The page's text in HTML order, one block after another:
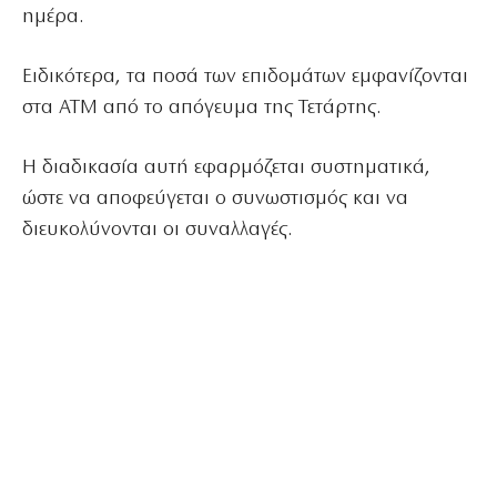
ημέρα.
Ειδικότερα, τα ποσά των επιδομάτων εμφανίζονται
στα ΑΤΜ από το απόγευμα της Τετάρτης.
Η διαδικασία αυτή εφαρμόζεται συστηματικά,
ώστε να αποφεύγεται ο συνωστισμός και να
διευκολύνονται οι συναλλαγές.